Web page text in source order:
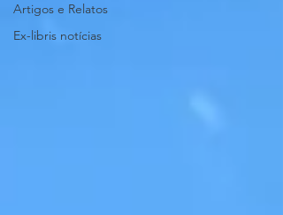
Artigos e Relatos
Ex-libris notícias